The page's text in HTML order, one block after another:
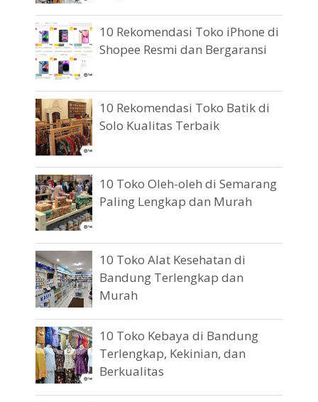
10 Rekomendasi Toko iPhone di
Shopee Resmi dan Bergaransi
10 Rekomendasi Toko Batik di
Solo Kualitas Terbaik
10 Toko Oleh-oleh di Semarang
Paling Lengkap dan Murah
10 Toko Alat Kesehatan di
Bandung Terlengkap dan
Murah
10 Toko Kebaya di Bandung
Terlengkap, Kekinian, dan
Berkualitas